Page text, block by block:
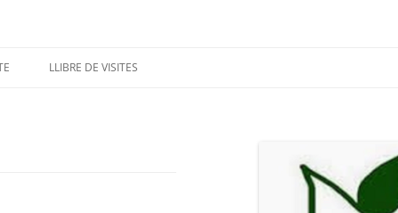
al
LLIBRE DE VISITES